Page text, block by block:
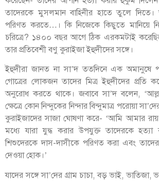
তাদেরকে মুসলমান বাহিনীর হাতে তুলে দিতে।
পরিণত করতে…। কি নিজেকে কিছুতে মানিয়ে
চরিত্রে? ১৪০০ বছর আগে ঠিক এরকমটাই
তার প্রতিবেশী বণু কুরাইজা ইহুদীদের সঙ্গে।
ইহুদীরা জানত না সা’দ ততদিনে এক অমানুষে
গোত্রের লোকজন তাদের মিত্র ইহুদীদের প্রতি
অনুরোধ করতে থাকে। জবাবে সা’দ বলেন,
ক্ষেত্রে কোন নিন্দুকের নিন্দার বিন্দুমাত্র পরোয়া
কুরাইজাদের সাজা ঘোষণা করে- ‘আমি আমার
মধ্যে যারা যুদ্ধ করার উপযুক্ত তাদেরকে
শিশুদেরকে দাস-দাসীকে পরিণত করা এবং
দেওয়া হোক।’
যাদের সঙ্গে সা’দের গ্রাম চাচা, বড় ভাই,